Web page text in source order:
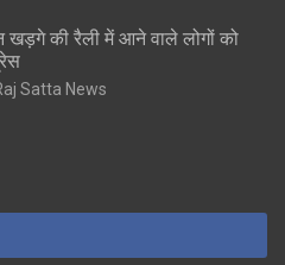
खड़गे की रैली में आने वाले लोगों को
Satta News